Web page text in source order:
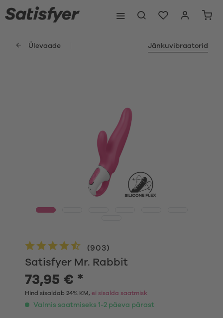
Ülevaade Jänkuvibraatorid
Satisfyer Mr. Rabbit
(903)
73,95 € *
Hind sisaldab 24% KM, ei sisalda saatmisk
Valmis saatmiseks 1-2 päeva pärast